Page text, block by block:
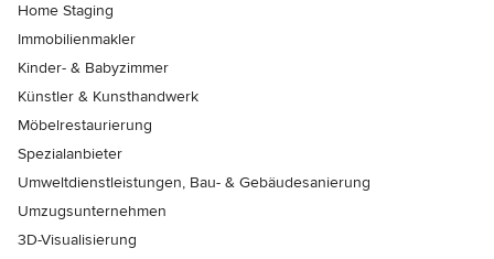
Home Staging
Immobilienmakler
Kinder- & Babyzimmer
Künstler & Kunsthandwerk
Möbelrestaurierung
Spezialanbieter
Umweltdienstleistungen, Bau- & Gebäudesanierung
Umzugsunternehmen
3D-Visualisierung